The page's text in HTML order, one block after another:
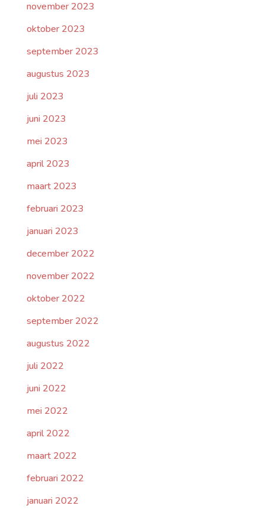
november 2023
oktober 2023
september 2023
augustus 2023
juli 2023
juni 2023
mei 2023
april 2023
maart 2023
februari 2023
januari 2023
december 2022
november 2022
oktober 2022
september 2022
augustus 2022
juli 2022
juni 2022
mei 2022
april 2022
maart 2022
februari 2022
januari 2022